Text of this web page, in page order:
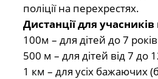
поліції на перехрестях.
Дистанції для
100м – для дітей до 7
500 м – для дітей від 7 до
1 км – для усіх бажаючих